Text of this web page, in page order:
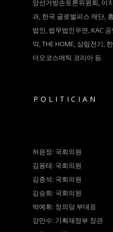
앙선거방손토론위원회, 이
과, 한국 글로벌피스 재단,
법인, 법무법인우면, KAC
약, THE HOME, 삼립전기,
더모코스메틱 코리아 등.
POLITICIAN
허윤정: 국회의원
김용태: 국회의원
김종석: 국회의원
김승희: 국회의원
박예휘: 정의당 부대표
강만수: 기획재정부 장관